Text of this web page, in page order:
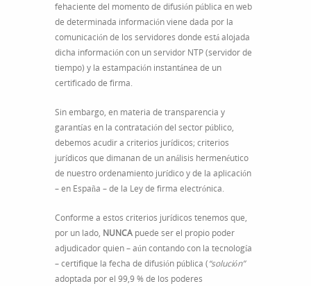
fehaciente del momento de difusión pública en web
de determinada información viene dada por la
comunicación de los servidores donde está alojada
dicha información con un servidor NTP (servidor de
tiempo) y la estampación instantánea de un
certificado de firma.
Sin embargo, en materia de transparencia y
garantías en la contratación del sector público,
debemos acudir a criterios jurídicos; criterios
jurídicos que dimanan de un análisis hermenéutico
de nuestro ordenamiento jurídico y de la aplicación
– en España – de la Ley de firma electrónica.
Conforme a estos criterios jurídicos tenemos que,
por un lado, NUNCA puede ser el propio poder
adjudicador quien – aún contando con la tecnología
– certifique la fecha de difusión pública (“solución”
adoptada por el 99,9 % de los poderes